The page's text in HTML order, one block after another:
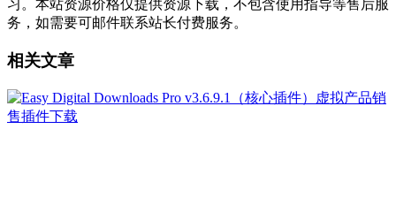
习。本站资源价格仅提供资源下载，不包含使用指导等售后服
务，如需要可邮件联系站长付费服务。
相关文章